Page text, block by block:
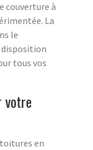
couverture à
La
le
tous vos
votre
en